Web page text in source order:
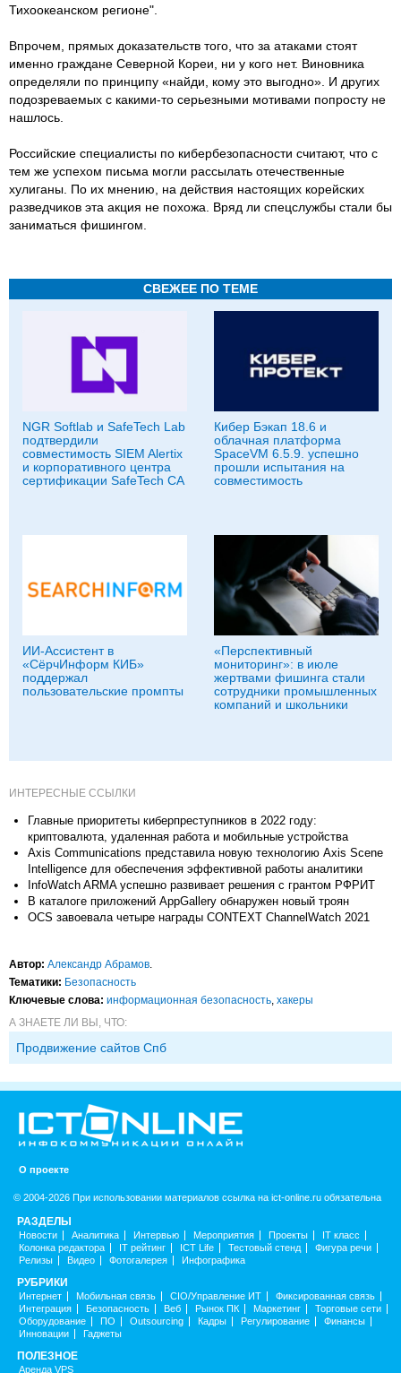
Тихоокеанском регионе".
Впрочем, прямых доказательств того, что за атаками стоят
именно граждане Северной Кореи, ни у кого нет. Виновника
определяли по принципу «найди, кому это выгодно». И других
подозреваемых с какими-то серьезными мотивами попросту не
нашлось.
Российские специалисты по кибербезопасности считают, что с
тем же успехом письма могли рассылать отечественные
хулиганы. По их мнению, на действия настоящих корейских
разведчиков эта акция не похожа. Вряд ли спецслужбы стали бы
заниматься фишингом.
СВЕЖЕЕ ПО ТЕМЕ
NGR Softlab и SafeTech Lab
подтвердили
совместимость SIEM Alertix
и корпоративного центра
сертификации SafeTech CA
Кибер Бэкап 18.6 и
облачная платформа
SpaceVM 6.5.9. успешно
прошли испытания на
совместимость
ИИ-Ассистент в
«СёрчИнформ КИБ»
поддержал
пользовательские промпты
«Перспективный
мониторинг»: в июле
жертвами фишинга стали
сотрудники промышленных
компаний и школьники
ИНТЕРЕСНЫЕ ССЫЛКИ
Главные приоритеты киберпреступников в 2022 году:
криптовалюта, удаленная работа и мобильные устройства
Axis Communications представила новую технологию Axis Scene
Intelligence для обеспечения эффективной работы аналитики
InfoWatch ARMA успешно развивает решения с грантом РФРИТ
В каталоге приложений AppGallery обнаружен новый троян
OCS завоевала четыре награды CONTEXT ChannelWatch 2021
Автор: Александр Абрамов
Тематики: Безопасность
Ключевые слова: информационная безопасность хакеры
А ЗНАЕТЕ ЛИ ВЫ, ЧТО:
Продвижение сайтов Спб
О проекте
© 2004-2026 При использовании материалов ссылка на ict-online.ru обязательна
РАЗДЕЛЫ
Новости Аналитика Интервью Мероприятия Проекты
IT класс
Колонка редактора
IT рейтинг ICT Life Тестовый стенд
Фигура речи
Релизы
Видео Фотогалерея Инфографика
РУБРИКИ
Интернет Мобильная связь CIO/Управление ИТ
Фиксированная связь
Интеграция
Безопасность Веб Рынок ПК Маркетинг
Торговые сети
Оборудование
ПО Outsourcing Кадры Регулирование
Финансы
Инновации
Гаджеты
ПОЛЕЗНОЕ
Аренда VPS